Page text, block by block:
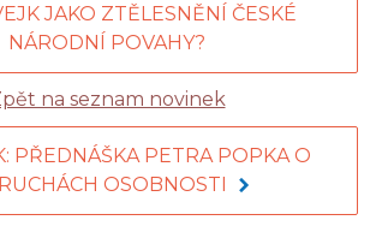
JAKO ZTĚLESNĚNÍ ČESKÉ
NÁRODNÍ POVAHY?
na seznam novinek
PŘEDNÁŠKA PETRA POPKA O
OSOBNOSTI